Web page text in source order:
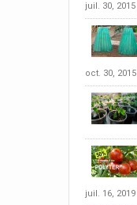
juil. 30, 2015
oct. 30, 2015
juil. 16, 2019